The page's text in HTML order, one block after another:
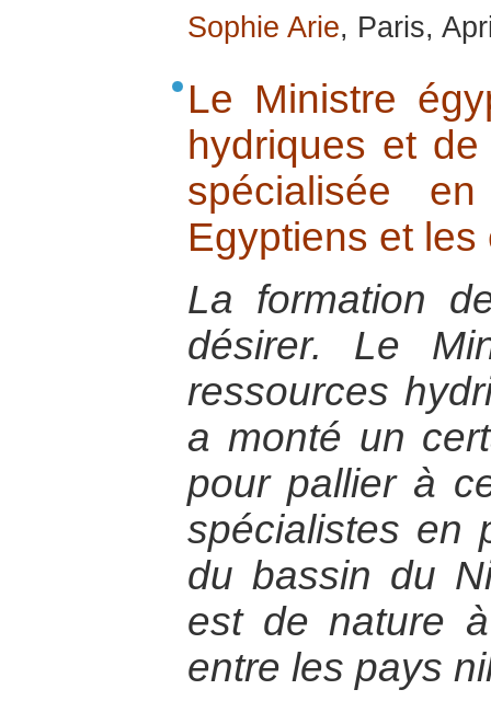
Sophie Arie, Paris,
Le Ministre
hydriques et de
spécialisée
Egyptiens et les
La formation
désirer. Le
ressources
a monté un
pour pallier à
spécialistes en
du bassin du
est de nature
entre les pays